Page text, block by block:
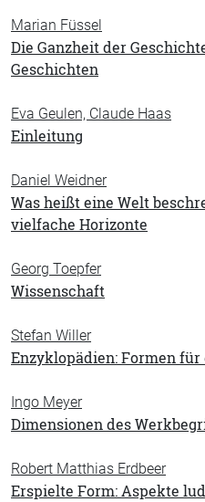
Marian Füssel
Die Ganzheit der
Geschichten
Eva Geulen, Claude Haas
Einleitung
Daniel Weidner
Was heißt eine Welt
vielfache Horizonte
Georg Toepfer
Wissenschaft
Stefan Willer
Enzyklopädien: Formen für
Ingo Meyer
Dimensionen des
Robert Matthias Erdbeer
Erspielte Form: Aspekte